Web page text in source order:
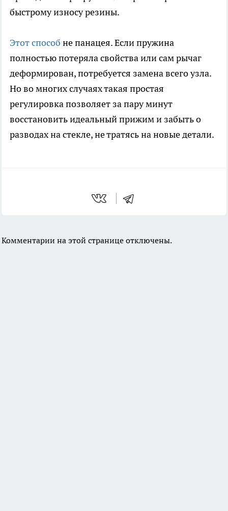
быстрому износу резины.
Этот способ не панацея. Если пружина
полностью потеряла свойства или сам рычаг
деформирован, потребуется замена всего узла.
Но во многих случаях такая простая
регулировка позволяет за пару минут
восстановить идеальный прижим и забыть о
разводах на стекле, не тратясь на новые детали.
Комментарии на этой странице отключены.